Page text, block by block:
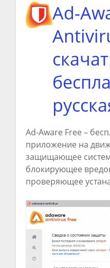
Ad-
Ad-Aware Free –
приложение на
защищающее
блокирующее
проверяющее